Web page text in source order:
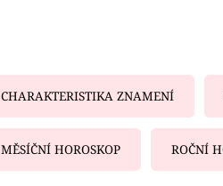
CHARAKTERISTIKA ZNAMENÍ
MĚSÍČNÍ HOROSKOP ROČNÍ